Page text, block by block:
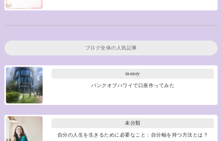
ブログ全体の人気記事
money
バンクオブハワイで口座作ってみた
未分類
自分の人生を生きるために必要なこと：自分軸を持つ方法とは？